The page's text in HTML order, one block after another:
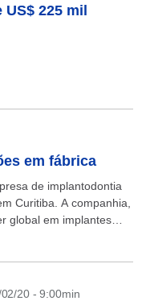
US$ 225 mil
em fábrica
de implantodontia
Curitiba. A companhia,
global em implantes
20 - 9:00min